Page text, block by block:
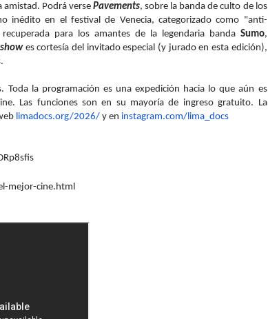
amistad. Podrá versePavements, sobre la banda de culto de los
inédito en el festival de Venecia, categorizado como "anti-
para los amantes de la legendaria banda Sumo,
es cortesía del invitado especial (y jurado en esta edición),
la programación es una expedición hacia lo que aún es
Las funciones son en su mayoría de ingreso gratuito. La
limadocs.org/2026/ y en instagram.com/lima_docs
mejor-cine.html